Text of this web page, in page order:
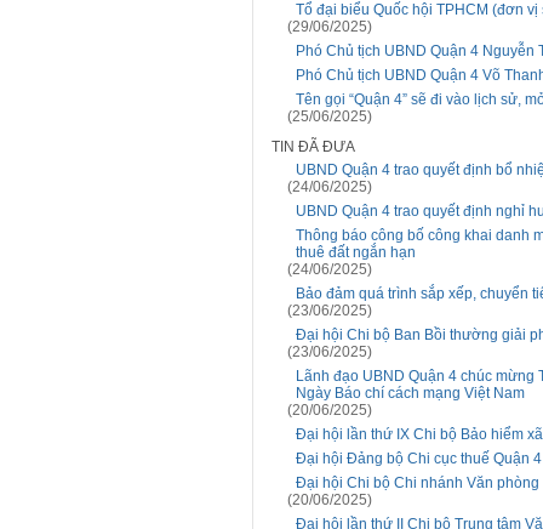
Tổ đại biểu Quốc hội TPHCM (đơn
(29/06/2025)
Phó Chủ tịch UBND Quận 4
Phó Chủ tịch UBND Quận 4 Võ
Tên gọi “Quận 4” sẽ đi vào lịch sử,
(25/06/2025)
TIN ĐÃ ĐƯA
UBND Quận 4 trao quyết định bổ
(24/06/2025)
UBND Quận 4 trao quyết định nghỉ
Thông báo công bố công khai danh
thuê đất ngắn hạn
(24/06/2025)
Bảo đảm quá trình sắp xếp, chuyển
(23/06/2025)
Đại hội Chi bộ Ban Bồi thường giải
(23/06/2025)
Lãnh đạo UBND Quận 4 chúc mừng
Ngày Báo chí cách mạng Việt Nam
(20/06/2025)
Đại hội lần thứ IX Chi bộ Bảo hiểm
Đại hội Đảng bộ Chi cục thuế Quận
Đại hội Chi bộ Chi nhánh Văn
(20/06/2025)
Đại hội lần thứ II Chi bộ Trung tâm